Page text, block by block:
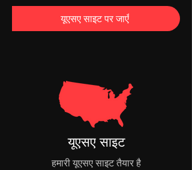
यूएसए साइट पर जाएँ
यूएसए साइट
हमारी यूएसए साइट तैयार है